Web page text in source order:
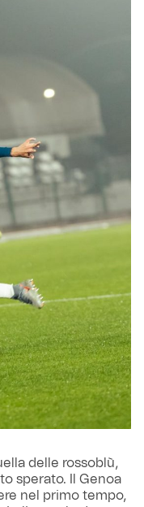
delle rossoblù,
sperato. Il Genoa
nel primo tempo,